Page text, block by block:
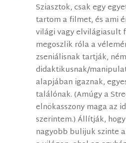
Sziasztok, csak egy
tartom a filmet, és ami
világi vagy elvilágiasult
megoszlik róla a
zseniálisnak tartják,
didaktikusnak/
alapjában igaznak,
találónak. (Amúgy a
elnökasszony maga az
szerintem.) Állítják,
nagyobb bulijuk szinte